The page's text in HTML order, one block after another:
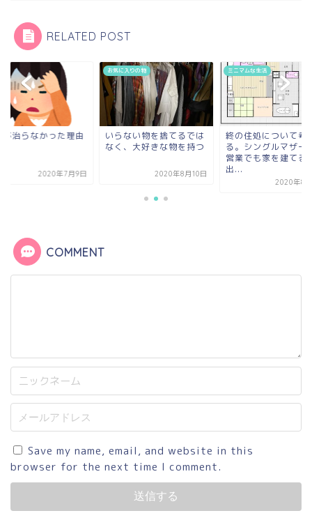
RELATED POST
入りの物
ない物を捨てるでは
2020年8月10日
ミニマムな生活
終の住処について考え
る。シングルマザーで自
健康
頭痛が治らなかった
COMMENT
Save my name, email, and website in this
browser for the next time I comment.